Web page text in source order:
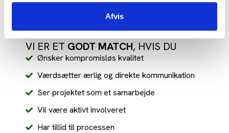
Afvis
Fokuserer på problemer frem for løsninger
VI ER ET GODT MATCH, HVIS DU
Ønsker kompromisløs kvalitet
Værdsætter ærlig og direkte kommunikation
Ser projektet som et samarbejde
Vil være aktivt involveret
Har tillid til processen